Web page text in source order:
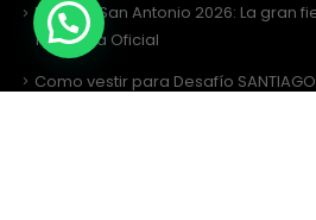
Desafío San Antonio 2026: La gran
la Tricota Oficial
Como vestir para Desafío